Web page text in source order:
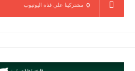
0 مشتركينا علي قناة اليوتيوب